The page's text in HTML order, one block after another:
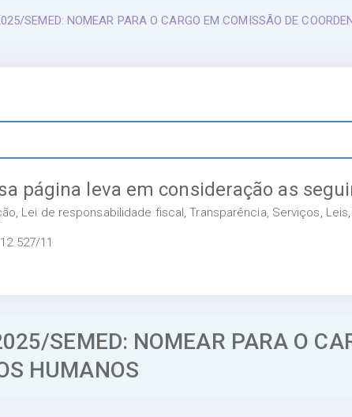
SEMED: NOMEAR PARA O CARGO EM COMISSÃO DE
página leva em consideração as
Lei de responsabilidade fiscal, Transparência, Serviços,
11
SEMED: NOMEAR PARA O
HUMANOS